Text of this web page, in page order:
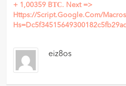
+ 1,00359 BТС. Next =>
Https://script.google.com/
eiz8os